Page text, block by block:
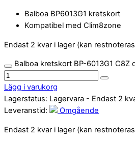
Balboa BP6013G1 kretskort
Kompatibel med Clim8zone
Endast 2 kvar i lager (kan
Balboa kretskort BP-6013G1 C8Z
Lägg i varukorg
Lagerstatus: Lagervara - Endast 2
Leveranstid:
Omgående
Endast 2 kvar i lager (kan